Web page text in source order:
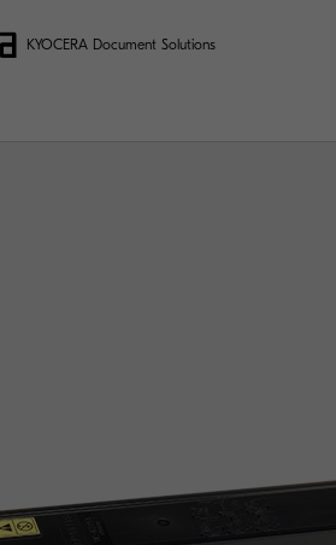
KYOCERA Document Solutions